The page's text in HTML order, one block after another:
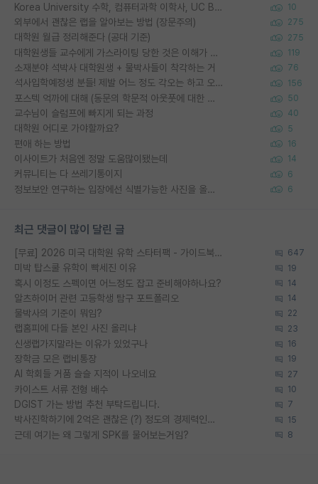
Korea University 수학, 컴퓨터과학 이학사, UC Berkeley 산업공학 대학원 공학박사가 되는 것은 쉽지 않겠죠? 10
외부에서 괜찮은 랩을 알아보는 방법 (장문주의) 275
대학원 월급 정리해준다 (공대 기준) 275
대학원생들 교수에게 가스라이팅 당한 것은 이해가 갑니다. 안타깝네요. 119
소재분야 석박사 대학원생 + 물박사들이 착각하는 거 76
석사입학예정생 분들! 제발 어느 정도 각오는 하고 오세요. 156
포스텍 억까에 대해 (동문의 학문적 아웃풋에 대한 반박) 50
교수님이 슬럼프에 빠지게 되는 과정 40
대학원 어디로 가야할까요? 5
편애 하는 방법 16
이사이트가 처음엔 정말 도움많이됐는데 14
커뮤니티는 다 쓰레기통이지 6
정보보안 연구하는 입장에선 식별가능한 사진을 올리는건 비추이긴함 6
최근 댓글이 많이 달린 글
[무료] 2026 미국 대학원 유학 스타터팩 - 가이드북 & 합격자 컨택메일 템플릿 647
미박 탑스쿨 유학이 빡세진 이유 19
혹시 이정도 스펙이면 어느정도 잡고 준비해야하나요? 14
알츠하이머 관련 고등학생 탐구 포트폴리오 14
물박사의 기준이 뭐임? 22
랩홈피에 다들 본인 사진 올리냐 23
신생랩가지말라는 이유가 있었구나 16
장학금 모은 랩비통장 19
AI 학회들 거품 슬슬 지적이 나오네요 27
카이스트 서류 전형 배수 10
DGIST 가는 방법 추천 부탁드립니다. 7
박사진학하기에 2억은 괜찮은 (?) 정도의 경제력인가요 15
근데 여기는 왜 그렇게 SPK를 물어보는거임? 8